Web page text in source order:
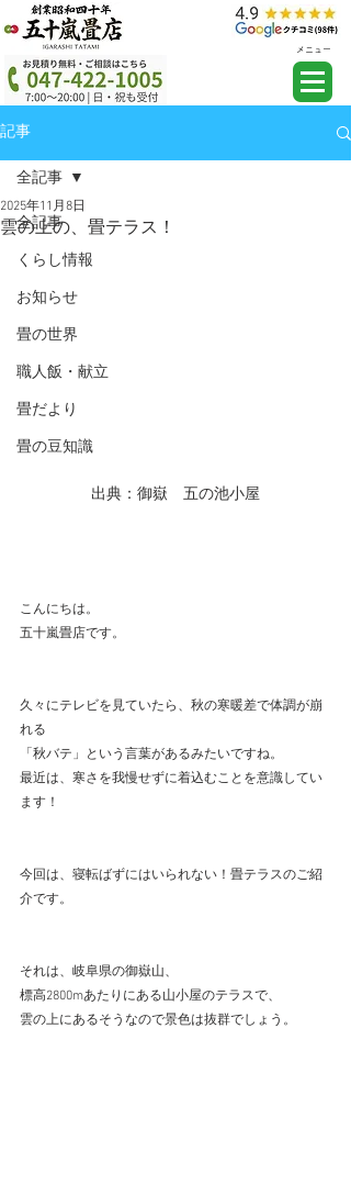
メニュー
記事
全記事
くらし情報
お知らせ
畳の世界
職人飯・献立
畳だより
畳の豆知識
全記事
雲の上の、畳テラス！
2025年11月8日
出典：御嶽　五の池小屋
こんにちは。
五十嵐畳店です。
久々にテレビを見ていたら、秋の寒暖差で体調が崩
れる
「秋バテ」という言葉があるみたいですね。
最近は、寒さを我慢せずに着込むことを意識してい
ます！
今回は、寝転ばずにはいられない！畳テラスのご紹
介です。
それは、岐阜県の御嶽山、
標高2800mあたりにある山小屋のテラスで、
雲の上にあるそうなので景色は抜群でしょう。